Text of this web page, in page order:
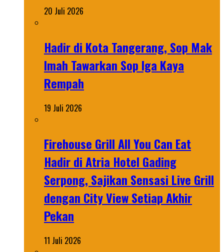
20 Juli 2026
Hadir di Kota Tangerang, Sop Mak
Imah Tawarkan Sop Iga Kaya
Rempah
19 Juli 2026
Firehouse Grill All You Can Eat
Hadir di Atria Hotel Gading
Serpong, Sajikan Sensasi Live Grill
dengan City View Setiap Akhir
Pekan
11 Juli 2026